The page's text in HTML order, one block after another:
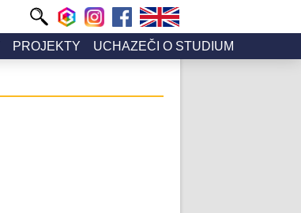
PROJEKTY UCHAZEČI O STUDIUM